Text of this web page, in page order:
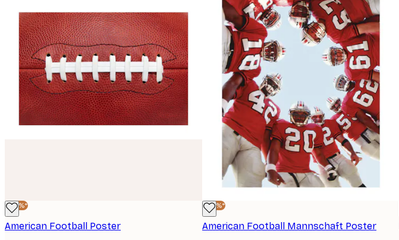
-40%*
American Football Poster
-40%*
American Football Mannschaft Poster